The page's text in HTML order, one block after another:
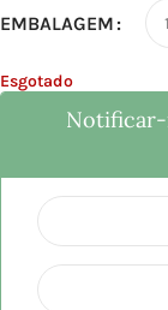
EMBALAGEM
Esgotado
Notificar-